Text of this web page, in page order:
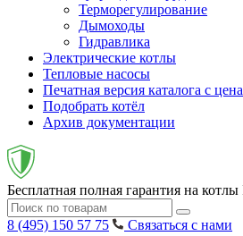
Терморегулирование
Дымоходы
Гидравлика
Электрические котлы
Тепловые насосы
Печатная версия каталога с
Подобрать котёл
Архив документации
Бесплатная полная гарантия на котлы
8 (495) 150 57 75
Связаться с нами